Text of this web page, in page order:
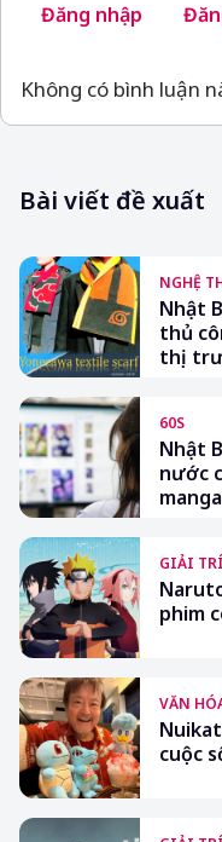
Đăng nhập
Không có bình luận
Bài viết đề xuất
NGHỆ
Nhật
thủ
thị
60S
Nhật
nước
GIẢI TRÍ
phim
VĂN
cuộc